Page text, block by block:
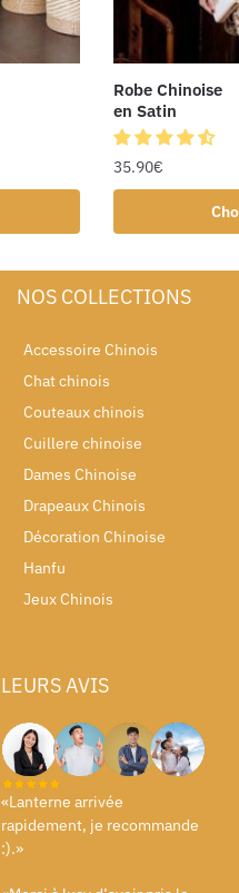
Robe Chinoise
en Satin
35.90€
NOS COLLECTIONS
Accessoire Chinois
Chat chinois
Couteaux chinois
Cuillere chinoise
Dames Chinoise
Drapeaux Chinois
Décoration Chinoise
Hanfu
Jeux Chinois
LEURS AVIS
«Lanterne arrivée
rapidement, je recommande
:).»